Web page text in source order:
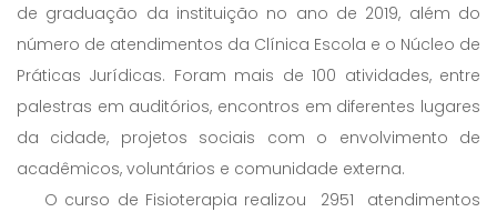
de graduação da instituição no ano de 2019, além do
número de atendimentos da Clínica Escola e o Núcleo de
Práticas Jurídicas. Foram mais de 100 atividades, entre
palestras em auditórios, encontros em diferentes lugares
da cidade, projetos sociais com o envolvimento de
acadêmicos, voluntários e comunidade externa.
O curso de Fisioterapia realizou 2951 atendimentos